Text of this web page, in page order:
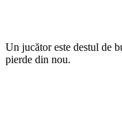
Un jucător este destul de
pierde din nou.